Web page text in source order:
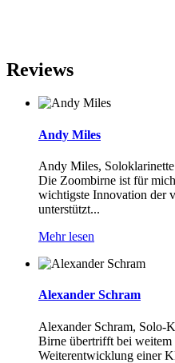
Reviews
Andy Miles
Andy Miles,
Die Zoombirne ist für
wichtigste Innovation der
unterstützt...
Mehr lesen
Alexander Schram
Alexander Schram,
Birne übertrifft bei
Weiterentwicklung einer